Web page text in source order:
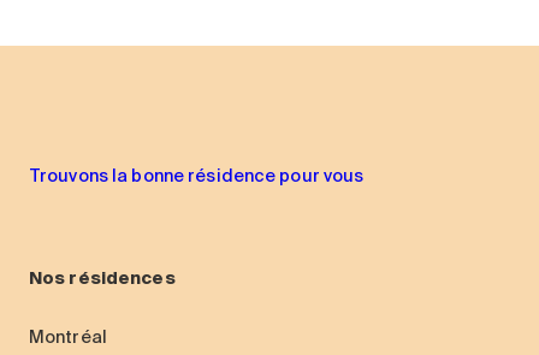
Trouvons la bonne résidence pour vous
Nos résidences
Montréal